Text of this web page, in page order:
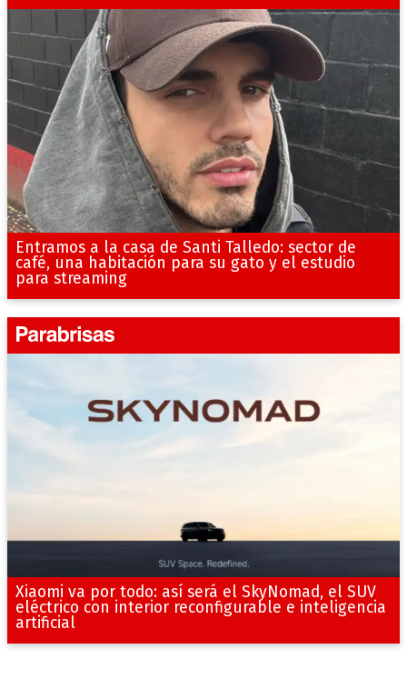
Entramos a la casa de Santi Talledo: sector de
café, una habitación para su gato y el estudio
para streaming
Xiaomi va por todo: así será el SkyNomad, el SUV
eléctrico con interior reconfigurable e inteligencia
artificial